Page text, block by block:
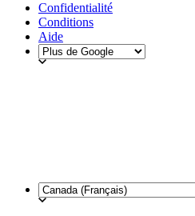
Confidentialité
Conditions
Aide